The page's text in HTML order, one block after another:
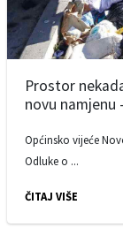
Prostor
novu namjenu
Općinsko vijeće
Odluke o ...
ČITAJ VIŠE